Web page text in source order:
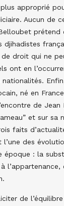
approprié
Aucun de
prétend
droit qui ne
ont en
nationalités.
né en
de Jean
et sur sa
faits
des
époque : la
de